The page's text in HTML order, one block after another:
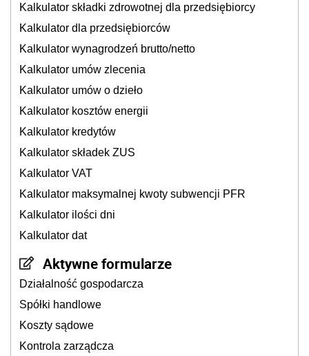
Kalkulator składki zdrowotnej dla przedsiębiorcy
Kalkulator dla przedsiębiorców
Kalkulator wynagrodzeń brutto/netto
Kalkulator umów zlecenia
Kalkulator umów o dzieło
Kalkulator kosztów energii
Kalkulator kredytów
Kalkulator składek ZUS
Kalkulator VAT
Kalkulator maksymalnej kwoty subwencji PFR
Kalkulator ilości dni
Kalkulator dat
Aktywne formularze
Działalność gospodarcza
Spółki handlowe
Koszty sądowe
Kontrola zarządcza